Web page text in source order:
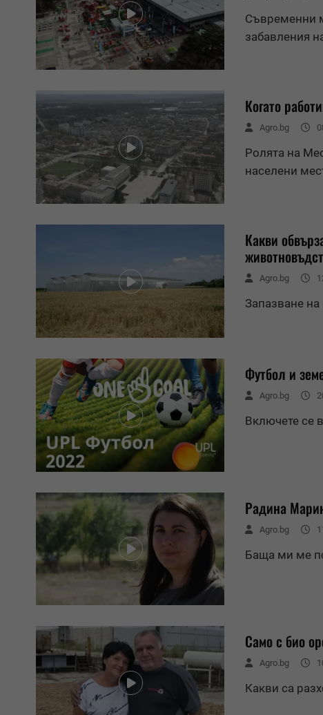
Съвременни
забавления
Когато
Agro.bg
Ролята на
населени
Какви
Agro.bg
Запазване
Футбол и
Agro.bg
Включете се
Радина
Agro.bg
Баща ми ме
Само с био
Agro.bg
Какви са